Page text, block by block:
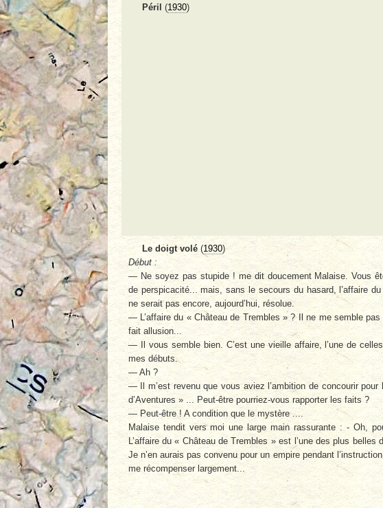
Péril (1930)
Le doigt volé(1930)
Début :
— Ne soyez pas stupide ! me dit doucement Malaise. Vous
de perspicacité... mais, sans le secours du hasard, l’affaire
ne serait pas encore, aujourd’hui, résolue.
— L’affaire du « Château de Trembles » ? Il ne me semble
fait allusion...
— Il vous semble bien. C’est une vieille affaire, l’une de
mes débuts.
— Ah ?
— Il m’est revenu que vous aviez l’ambition de concourir pour
d’Aventures » ... Peut-être pourriez-vous rapporter les faits ?
— Peut-être ! A condition que le mystère ....
Malaise tendit vers moi une large main rassurante : - Oh,
L’affaire du « Château de Trembles » est l’une des plus belles
Je n’en aurais pas convenu pour un empire pendant
me récompenser largement...